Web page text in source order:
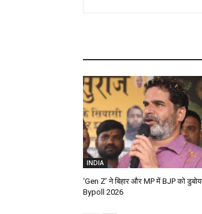
INDIA
‘Gen Z’ ने बिहार और MP में BJP को
Bypoll 2026